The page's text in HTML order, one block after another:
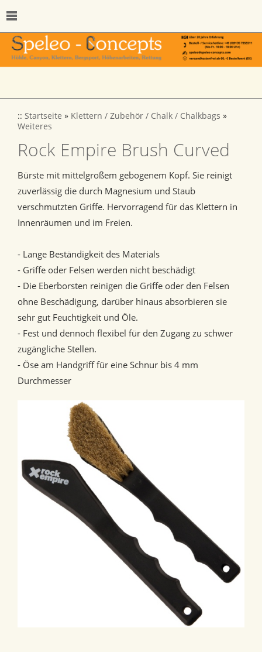
:: Startseite » Klettern / Zubehör / Chalk / Chalkbags »
Weiteres
Rock Empire Brush Curved
Bürste mit mittelgroßem gebogenem Kopf. Sie reinigt
zuverlässig die durch Magnesium und Staub
verschmutzten Griffe. Hervorragend für das Klettern in
Innenräumen und im Freien.
- Lange Beständigkeit des Materials
- Griffe oder Felsen werden nicht beschädigt
- Die Eberborsten reinigen die Griffe oder den Felsen
ohne Beschädigung, darüber hinaus absorbieren sie
sehr gut Feuchtigkeit und Öle.
- Fest und dennoch flexibel für den Zugang zu schwer
zugängliche Stellen.
- Öse am Handgriff für eine Schnur bis 4 mm
Durchmesser